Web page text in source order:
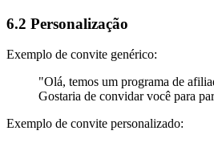
6.2 Personalização
Exemplo de convite genérico:
"Olá, temos um programa de
Gostaria de convidar você para
Exemplo de convite personalizado: